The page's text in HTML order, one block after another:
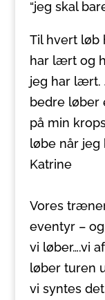
“jeg skal
Til hvert løb
har lært og
jeg har lært.
bedre løber
på min
løbe når jeg
Katrine
Vores
eventyr –
vi løber….vi
løber turen
vi syntes